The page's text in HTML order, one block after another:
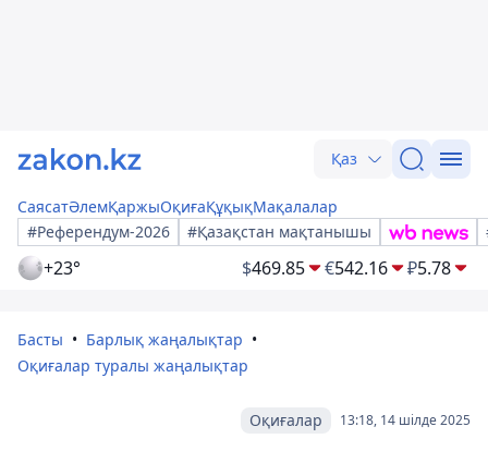
Қаз
СаясатӘлемҚаржыОқиғаҚұқықМақалалар
#Референдум-2026
#Қазақстан мақтанышы
+23° $469.85 €542.16 ₽5.78
Басты
Барлық жаңалықтар
Оқиғалар туралы жаңалықтар
13:18, 14 шілде 2025
Оқиғалар